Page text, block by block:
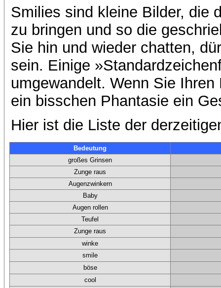
Smilies sind kleine Bilder, die
zu bringen und so die
Sie hin und wieder chatten,
sein. Einige
umgewandelt. Wenn Sie
ein bisschen Phantasie ein
Hier ist die Liste der
Bedeutung
großes Grinsen
Zunge raus
Augenzwinkern
Baby
Augen rollen
Teufel
Zunge raus
winke
smile
böse
cool